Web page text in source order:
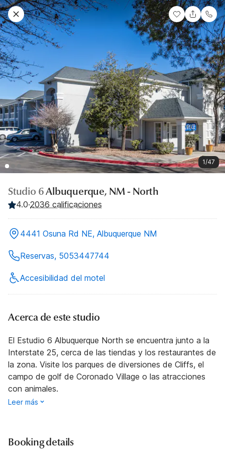
1/47
Studio 6Albuquerque, NM - North
4.0·2036 calificaciones
4441 Osuna Rd NE, Albuquerque NM
Reservas, 5053447744
Accesibilidad del motel
Acerca de este studio
El Estudio 6 Albuquerque North se encuentra junto a la
Interstate 25, cerca de las tiendas y los restaurantes de
la zona. Visite los parques de diversiones de Cliffs, el
campo de golf de Coronado Village o las atracciones
con animales.
Leer más
Booking details